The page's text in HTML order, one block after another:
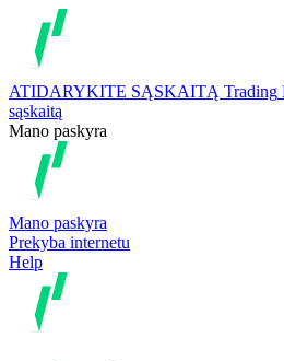
ATIDARYKITE SĄSKAITĄ Trading
sąskaitą
Mano paskyra
Mano paskyra
Prekyba internetu
Help